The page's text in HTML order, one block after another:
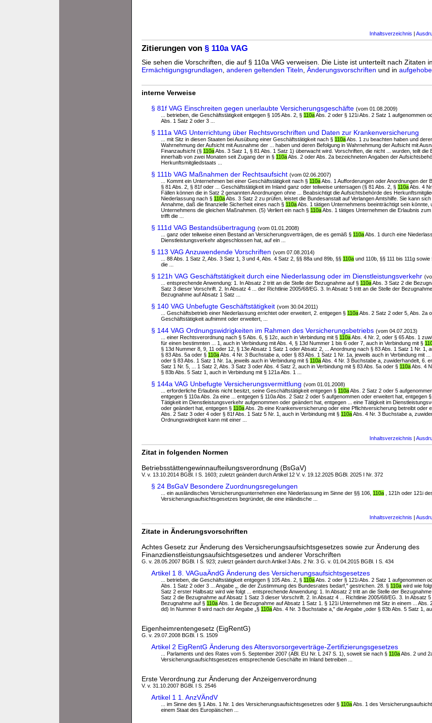
Inhaltsverzeichnis |
Zitierungen von § 110a VAG
Sie sehen die Vorschriften, die auf § 110a VAG verweisen. Die Liste ist unterteilt nach Zitaten in
Ermächtigungsgrundlagen anderen geltenden Titeln Änderungsvorschriften und in
interne Verweise
§ 81f VAG Einschreiten gegen unerlaubte Versicherungsgeschäfte (vom 01.08.2009)
... betrieben, die Geschäftstätigkeit entgegen § 105 Abs. 2, § 110aAbs. 2 oder § 121i Abs. 2 Satz 1 aufgenommen
Abs. 1 Satz 2 oder 3 ...
§ 111a VAG Unterrichtung über Rechtsvorschriften und Daten zur Krankenversicherung
... mit Sitz in diesen Staaten bei Ausübung einer Geschäftstätigkeit nach § 110aAbs. 1 zu beachten haben und
Wahrnehmung der Aufsicht mit Ausnahme der ... haben und deren Befolgung in Wahrnehmung der Aufsicht mit
Finanzaufsicht (§ 110aAbs. 3 Satz 1, § 81 Abs. 1 Satz 1) überwacht wird. Vorschriften, die nicht ... wurden, teilt die
innerhalb von zwei Monaten seit Zugang der in § 110aAbs. 2 oder Abs. 2a bezeichneten Angaben der
Herkunftsmitgliedstaats ...
§ 111b VAG Maßnahmen der Rechtsaufsicht (vom 02.06.2007)
... Kommt ein Unternehmen bei einer Geschäftstätigkeit nach § 110aAbs. 1 Aufforderungen oder Anordnungen der
§ 81 Abs. 2, § 81f oder ... Geschäftstätigkeit im Inland ganz oder teilweise untersagen (§ 81 Abs. 2, § 110aAbs. 4
Fällen können die in Satz 2 genannten Anordnungen ohne ... Beabsichtigt die Aufsichtsbehörde des
Niederlassung nach § 110aAbs. 3 Satz 2 zu prüfen, leistet die Bundesanstalt auf Verlangen Amtshilfe. Sie kann
Annahme, daß die finanzielle Sicherheit eines nach § 110aAbs. 1 tätigen Unternehmens beeinträchtigt sein könnte,
Unternehmens die gleichen Maßnahmen. (5) Verliert ein nach § 110aAbs. 1 tätiges Unternehmen die Erlaubnis
trifft die ...
§ 111d VAG Bestandsübertragung (vom 01.01.2008)
... ganz oder teilweise einen Bestand an Versicherungsverträgen, die es gemäß § 110aAbs. 1 durch eine
Dienstleistungsverkehr abgeschlossen hat, auf ein ...
§ 113 VAG Anzuwendende Vorschriften (vom 07.08.2014)
... 88 Abs. 1 Satz 2, Abs. 3 Satz 1, 3 und 4, Abs. 4 Satz 2, §§ 88a und 89b, §§ 110a und 110b, §§ 111 bis 111g
die ...
§ 121h VAG Geschäftstätigkeit durch eine Niederlassung oder im Dienstleistungsverkehr
... entsprechende Anwendung: 1. In Absatz 2 tritt an die Stelle der Bezugnahme auf § 110aAbs. 3 Satz 2 die
Satz 3 dieser Vorschrift. 2. In Absatz 4 ... der Richtlinie 2005/68/EG. 3. In Absatz 5 tritt an die Stelle der
Bezugnahme auf Absatz 1 Satz ...
§ 140 VAG Unbefugte Geschäftstätigkeit (vom 30.04.2011)
... Geschäftsbetrieb einer Niederlassung errichtet oder erweitert, 2. entgegen § 110aAbs. 2 Satz 2 oder 5, Abs. 2a
Geschäftstätigkeit aufnimmt oder erweitert, ...
§ 144 VAG Ordnungswidrigkeiten im Rahmen des Versicherungsbetriebs (vom 04.07.2013)
... einer Rechtsverordnung nach § 5 Abs. 6, § 12c, auch in Verbindung mit § 110aAbs. 4 Nr. 2, oder § 65 Abs. 1
für einen bestimmten ... 1, auch in Verbindung mit Abs. 4, § 13d Nummer 1 bis 6 oder 7, auch in Verbindung mit §
§ 13d Nummer 8, 9, 11 oder 12, § 13e Absatz 1 Satz 1 oder Absatz 2, ... Anordnung nach § 83 Abs. 1 Satz 1 Nr. 1,
§ 83 Abs. 5a oder § 110aAbs. 4 Nr. 3 Buchstabe a, oder § 83 Abs. 1 Satz 1 Nr. 1a, jeweils auch in Verbindung mit ...
oder § 83 Abs. 1 Satz 1 Nr. 1a, jeweils auch in Verbindung mit § 110aAbs. 4 Nr. 3 Buchstabe a, zuwiderhandelt, 6.
Satz 1 Nr. 5, ... 1 Satz 2, Abs. 3 Satz 3 oder Abs. 4 Satz 2, auch in Verbindung mit § 83 Abs. 5a oder § 110aAbs. 4
§ 83b Abs. 5 Satz 1, auch in Verbindung mit § 121a Abs. 1 ...
§ 144a VAG Unbefugte Versicherungsvermittlung (vom 01.01.2008)
... erforderliche Erlaubnis nicht besitzt, seine Geschäftstätigkeit entgegen § 110aAbs. 2 Satz 2 oder 5
entgegen § 110a Abs. 2a eine ... entgegen § 110a Abs. 2 Satz 2 oder 5 aufgenommen oder erweitert hat, entgegen §
Tätigkeit im Dienstleistungsverkehr aufgenommen oder geändert hat, entgegen ... eine Tätigkeit im
oder geändert hat, entgegen § 110aAbs. 2b eine Krankenversicherung oder eine Pflichtversicherung betreibt oder
Abs. 2 Satz 3 oder 4 oder § 81f Abs. 1 Satz 5 Nr. 1, auch in Verbindung mit § 110aAbs. 4 Nr. 3 Buchstabe a,
Ordnungswidrigkeit kann mit einer ...
Inhaltsverzeichnis |
Zitat in folgenden Normen
Betriebsstättengewinnaufteilungsverordnung (BsGaV)
V. v. 13.10.2014 BGBl. I S. 1603; zuletzt geändert durch Artikel 12 V. v. 19.12.2025 BGBl. 2025 I Nr. 372
§ 24 BsGaV Besondere Zuordnungsregelungen
... ein ausländisches Versicherungsunternehmen eine Niederlassung im Sinne der §§ 106, 110a , 121h oder 121i
Versicherungsaufsichtsgesetzes begründet, die eine inländische ...
Inhaltsverzeichnis |
Zitate in Änderungsvorschriften
Achtes Gesetz zur Änderung des Versicherungsaufsichtsgesetzes sowie zur Änderung des
Finanzdienstleistungsaufsichtsgesetzes und anderer Vorschriften
G. v. 28.05.2007 BGBl. I S. 923; zuletzt geändert durch Artikel 3 Abs. 2 Nr. 3 G. v. 01.04.2015 BGBl. I S. 434
Artikel 1 8. VAGuaÄndG Änderung des Versicherungsaufsichtsgesetzes
... betrieben, die Geschäftstätigkeit entgegen § 105 Abs. 2, § 110aAbs. 2 oder § 121i Abs. 2 Satz 1 aufgenommen
Abs. 1 Satz 2 oder 3 ... Angabe „, die der Zustimmung des Bundesrates bedarf," gestrichen. 28. § 110a wird wie
Satz 2 erster Halbsatz wird wie folgt ... entsprechende Anwendung: 1. In Absatz 2 tritt an die Stelle der
Satz 2 die Bezugnahme auf Absatz 1 Satz 3 dieser Vorschrift. 2. In Absatz 4 ... Richtlinie 2005/68/EG. 3. In Absatz
Bezugnahme auf § 110aAbs. 1 die Bezugnahme auf Absatz 1 Satz 1. § 121i Unternehmen mit Sitz in einem ... Abs.
dd) In Nummer 8 wird nach der Angabe „§ 110aAbs. 4 Nr. 3 Buchstabe a," die Angabe „oder § 83b Abs. 5 Satz 1,
Eigenheimrentengesetz (EigRentG)
G. v. 29.07.2008 BGBl. I S. 1509
Artikel 2 EigRentG Änderung des Altersvorsorgeverträge-Zertifizierungsgesetzes
... Parlaments und des Rates vom 5. September 2007 (ABl. EU Nr. L 247 S. 1), soweit sie nach § 110aAbs. 2 und
Versicherungsaufsichtsgesetzes entsprechende Geschäfte im Inland betreiben ...
Erste Verordnung zur Änderung der Anzeigenverordnung
V. v. 31.10.2007 BGBl. I S. 2546
Artikel 1 1. AnzVÄndV
... im Sinne des § 1 Abs. 1 Nr. 1 des Versicherungsaufsichtsgesetzes oder § 110aAbs. 1 des
einem Staat des Europäischen ...